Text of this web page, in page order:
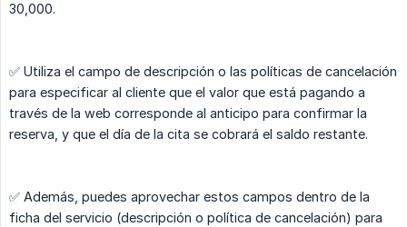
30,000.
✅ Utiliza el campo de descripción o las políticas de cancelación
para especificar al cliente que el valor que está pagando a
través de la web corresponde al anticipo para confirmar la
reserva, y que el día de la cita se cobrará el saldo restante.
✅ Además, puedes aprovechar estos campos dentro de la
ficha del servicio (descripción o política de cancelación) para